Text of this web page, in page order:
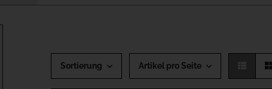
Sortierung Artikel pro Seite